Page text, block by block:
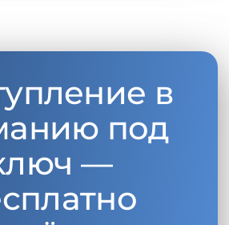
в
под
—